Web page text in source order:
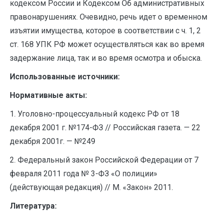
кодексом России и Кодексом Об административных
правонарушениях. Очевидно, речь идет о временном
изъятии имущества, которое в соответствии с ч. 1, 2
ст. 168 УПК РФ может осуществляться как во время
задержание лица, так и во время осмотра и обыска.
Использованные источники:
Нормативные акты:
1. Уголовно-процессуальный кодекс РФ от 18
декабря 2001 г. №174-ФЗ // Российская газета. — 22
декабря 2001г. — №249
2. Федеральный закон Российской Федерации от 7
февраля 2011 года № 3-ФЗ «О полиции»
(действующая редакция) // М. «Закон» 2011.
Литература: